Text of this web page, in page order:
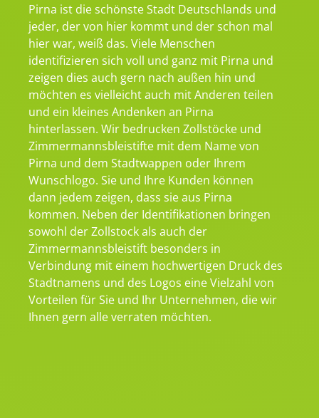
Pirna ist die schönste Stadt Deutschlands und
jeder, der von hier kommt und der schon mal
hier war, weiß das. Viele Menschen
identifizieren sich voll und ganz mit Pirna und
zeigen dies auch gern nach außen hin und
möchten es vielleicht auch mit Anderen teilen
und ein kleines Andenken an Pirna
hinterlassen. Wir bedrucken Zollstöcke und
Zimmermannsbleistifte mit dem Name von
Pirna und dem Stadtwappen oder Ihrem
Wunschlogo. Sie und Ihre Kunden können
dann jedem zeigen, dass sie aus Pirna
kommen. Neben der Identifikationen bringen
sowohl der Zollstock als auch der
Zimmermannsbleistift besonders in
Verbindung mit einem hochwertigen Druck des
Stadtnamens und des Logos eine Vielzahl von
Vorteilen für Sie und Ihr Unternehmen, die wir
Ihnen gern alle verraten möchten.